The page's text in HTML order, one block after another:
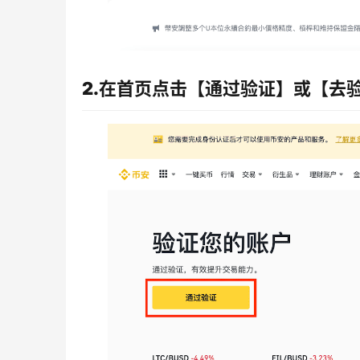
2.在首页点击【通过验证】或【去